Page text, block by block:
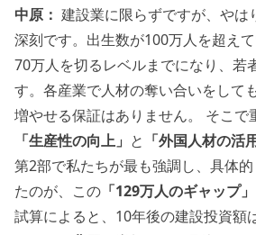
中原： 建設業に限らずですが、やは
深刻です。出生数が100万人を超え
70万人を切るレベルまでになり、若
す。各産業で人材の奪い合いをして
増やせる保証はありません。 そこで
「生産性の向上」 と 「外国人材の活
第2部で私たちが最も強調し、具体
たのが、この 「129万人のギャップ」
試算によると、10年後の建設投資額